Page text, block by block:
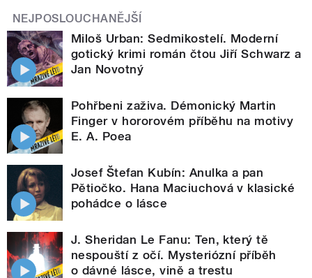
NEJPOSLOUCHANĚJŠÍ
Miloš Urban: Sedmikostelí. Moderní
gotický krimi román čtou Jiří Schwarz a
Jan Novotný
Pohřbeni zaživa. Démonický Martin
Finger v hororovém příběhu na motivy
E. A. Poea
Josef Štefan Kubín: Anulka a pan
Pětiočko. Hana Maciuchová v klasické
pohádce o lásce
J. Sheridan Le Fanu: Ten, který tě
nespouští z očí. Mysteriózní příběh
o dávné lásce, vině a trestu